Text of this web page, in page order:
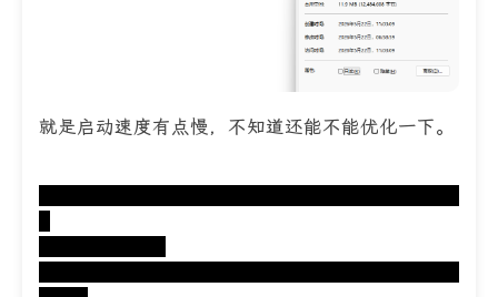
就是启动速度有点慢，不知道还能不能优化一下。